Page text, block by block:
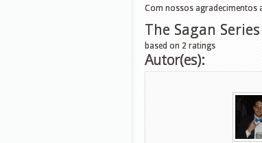
Com nossos agradecimentos
The Sagan
based on 2 ratings
Autor(es):